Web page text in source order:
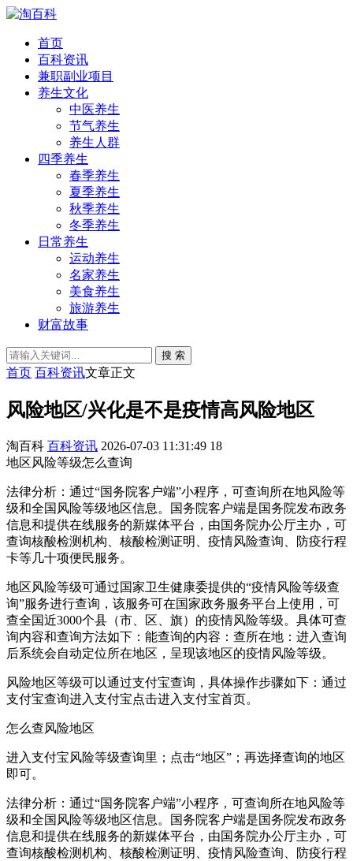
首页
百科资讯
兼职副业项目
养生文化
中医养生
节气养生
养生人群
四季养生
春季养生
夏季养生
秋季养生
冬季养生
日常养生
运动养生
名家养生
美食养生
旅游养生
财富故事
搜 索
首页 百科资讯文章正文
风险地区/兴化是不是疫情高风险地区
淘百科 百科资讯 2026-07-03 11:31:49 18
地区风险等级怎么查询
法律分析：通过“国务院客户端”小程序，可查询所在地风险等
级和全国风险等级地区信息。国务院客户端是国务院发布政务
信息和提供在线服务的新媒体平台，由国务院办公厅主办，可
查询核酸检测机构、核酸检测证明、疫情风险查询、防疫行程
卡等几十项便民服务。
地区风险等级可通过国家卫生健康委提供的“疫情风险等级查
询”服务进行查询，该服务可在国家政务服务平台上使用，可
查全国近3000个县（市、区、旗）的疫情风险等级。具体可查
询内容和查询方法如下：能查询的内容：查所在地：进入查询
后系统会自动定位所在地区，呈现该地区的疫情风险等级。
风险地区等级可以通过支付宝查询，具体操作步骤如下：通过
支付宝查询进入支付宝点击进入支付宝首页。
怎么查风险地区
进入支付宝风险等级查询里；点击“地区”；再选择查询的地区
即可。
法律分析：通过“国务院客户端”小程序，可查询所在地风险等
级和全国风险等级地区信息。国务院客户端是国务院发布政务
信息和提供在线服务的新媒体平台，由国务院办公厅主办，可
查询核酸检测机构、核酸检测证明、疫情风险查询、防疫行程